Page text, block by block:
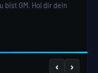
bist GM. Hol dir dein
‹ ›